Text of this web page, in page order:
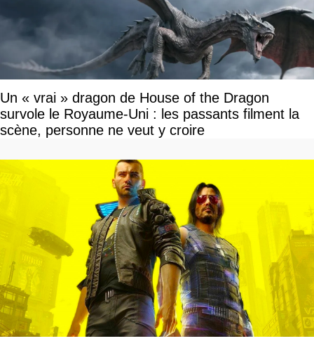
Un « vrai » dragon de House of the Dragon
survole le Royaume-Uni : les passants filment la
scène, personne ne veut y croire